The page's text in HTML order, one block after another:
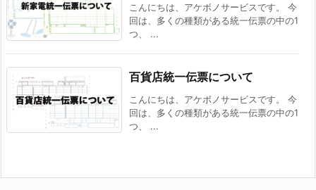
こんにちは、アケボノサービスです。 今
回は、多くの種類がある統一伝票の中の1
つ、 ...
百貨店統一伝票について
こんにちは、アケボノサービスです。 今
回は、多くの種類がある統一伝票の中の1
つ、 ...